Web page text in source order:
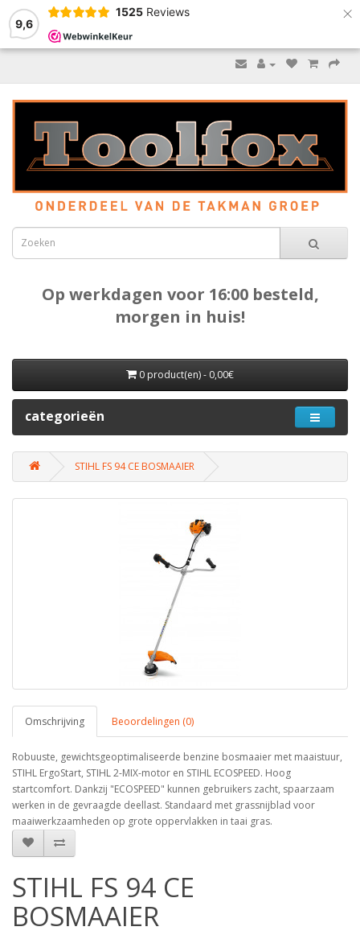
9,6
1525 Reviews ×
Op werkdagen voor 16:00 besteld,
morgen in huis!
0 product(en) - 0,00€
categorieën
STIHL FS 94 CE BOSMAAIER
Omschrijving Beoordelingen (0)
Robuuste, gewichtsgeoptimaliseerde benzine bosmaaier met maaistuur,
STIHL ErgoStart, STIHL 2-MIX-motor en STIHL ECOSPEED. Hoog
startcomfort. Dankzij "ECOSPEED" kunnen gebruikers zacht, spaarzaam
werken in de gevraagde deellast. Standaard met grassnijblad voor
maaiwerkzaamheden op grote oppervlakken in taai gras.
STIHL FS 94 CE
BOSMAAIER